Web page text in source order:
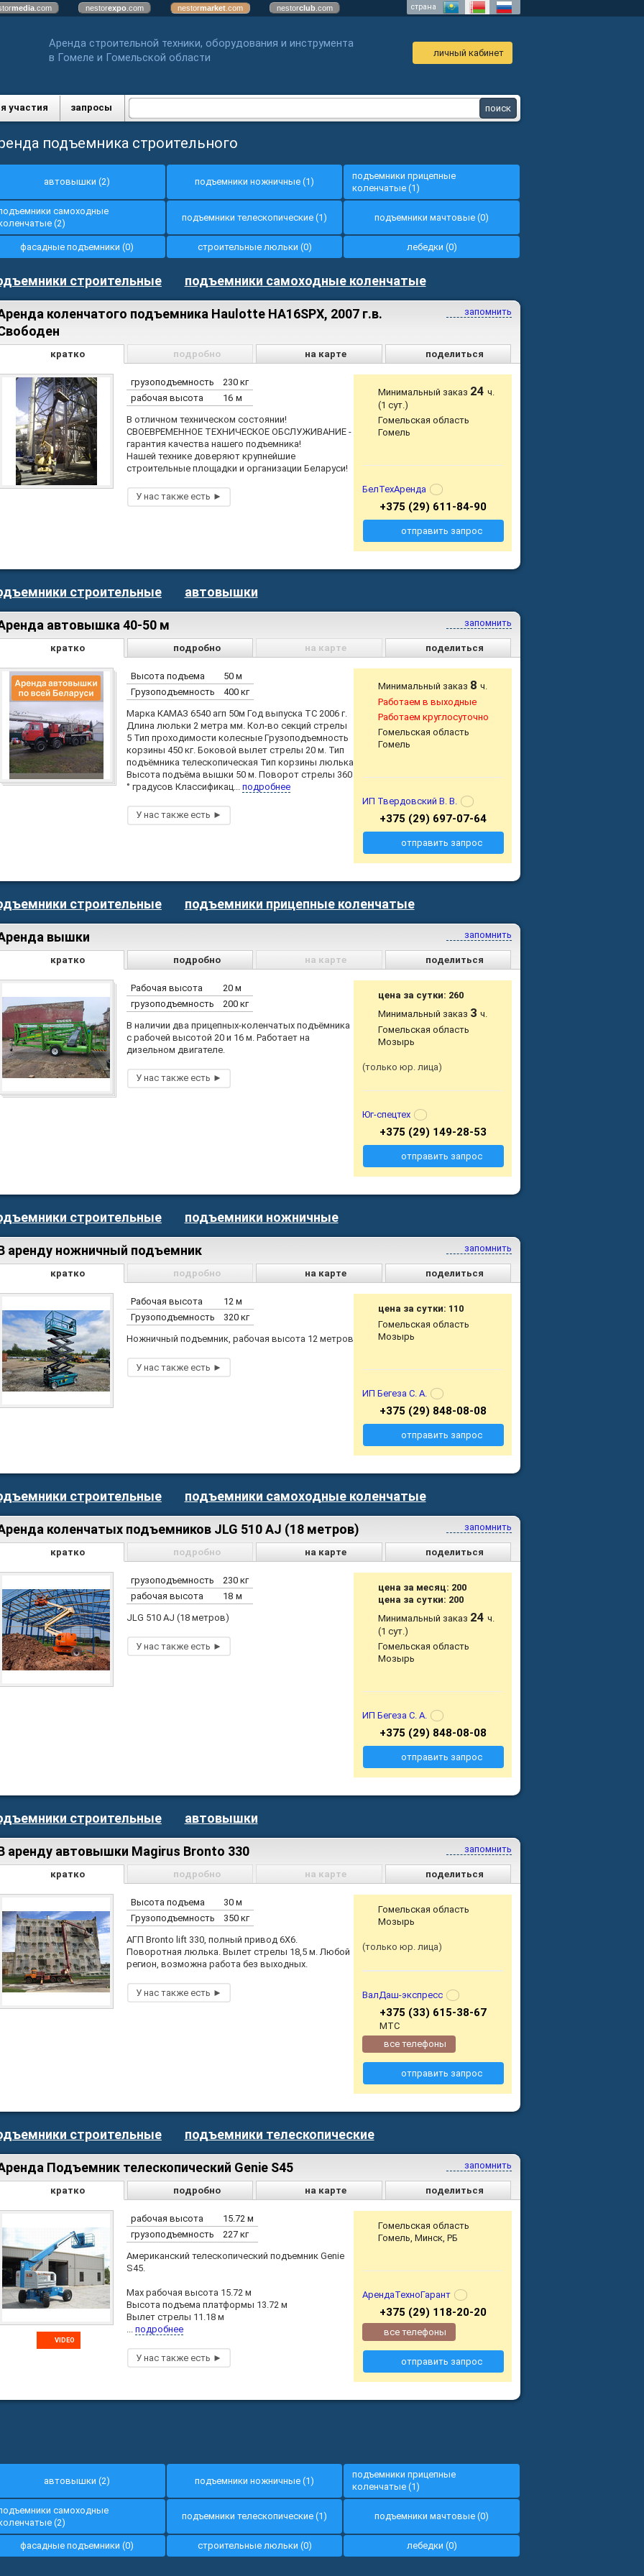
media .com nestorexpo .com nestormarket .com nestorclub .com страна
Аренда строительной техники, оборудования и инструмента
в Гомеле и Гомельской области
личный кабинет
участия запросы
подъемника строительного
автовышки (2) подъемники ножничные (1)
подъемники прицепные
коленчатые (1)
самоходные
(2)
подъемники телескопические (1) подъемники мачтовые (0)
фасадные подъемники (0) строительные люльки (0) лебедки (0)
строительные подъемники самоходные коленчатые
запомнить
коленчатого подъемника Haulotte HA16SPX, 2007 г.в.
кратко подробно на карте поделиться
грузоподъемность
230 кг
рабочая высота
16 м
В отличном техническом состоянии!
СВОЕВРЕМЕННОЕ ТЕХНИЧЕСКОЕ ОБСЛУЖИВАНИЕ -
гарантия качества нашего подъемника!
Нашей технике доверяют крупнейшие
строительные площадки и организации Беларуси!
Минимальный заказ 24ч.
(1 сут.)
Гомельская область
Гомель
БелТехАренда
+375 (29) 611-84-90
отправить запрос
строительные автовышки
запомнить
автовышка 40-50 м
кратко подробно на карте поделиться
Высота подъема
50 м
Грузоподъемность
400 кг
Марка КАМАЗ 6540 агп 50м Год выпуска ТС 2006 г.
Длина люльки 2 метра мм. Кол-во секций стрелы
5 Тип проходимости колесные Грузоподъемность
корзины 450 кг. Боковой вылет стрелы 20 м. Тип
подъёмника телескопическая Тип корзины люлька
Высота подъёма вышки 50 м. Поворот стрелы 360
° градусов Классификац... подробнее
Минимальный заказ 8ч.
Работаем в выходные
Работаем круглосуточно
Гомельская область
Гомель
ИП Твердовский В. В.
+375 (29) 697-07-64
отправить запрос
строительные подъемники прицепные коленчатые
запомнить
вышки
кратко подробно на карте поделиться
Рабочая высота
20 м
грузоподъемность
200 кг
В наличии два прицепных-коленчатых подъёмника
с рабочей высотой 20 и 16 м. Работает на
дизельном двигателе.
цена за сутки: 260
Минимальный заказ 3ч.
Гомельская область
Мозырь
только юр. лица
Юг-спецтех
+375 (29) 149-28-53
отправить запрос
строительные подъемники ножничные
запомнить
аренду ножничный подъемник
кратко подробно на карте поделиться
Рабочая высота
12 м
Грузоподъемность
320 кг
Ножничный подъемник, рабочая высота 12 метров
цена за сутки: 110
Гомельская область
Мозырь
ИП Бегеза С. А.
+375 (29) 848-08-08
отправить запрос
строительные подъемники самоходные коленчатые
запомнить
коленчатых подъемников JLG 510 AJ (18 метров)
кратко подробно на карте поделиться
грузоподъемность
230 кг
рабочая высота
18 м
JLG 510 AJ (18 метров)
цена за месяц: 200
цена за сутки: 200
Минимальный заказ 24ч.
(1 сут.)
Гомельская область
Мозырь
ИП Бегеза С. А.
+375 (29) 848-08-08
отправить запрос
строительные автовышки
запомнить
аренду автовышки Magirus Bronto 330
кратко подробно на карте поделиться
Высота подъема
30 м
Грузоподъемность
350 кг
АГП Bronto lift 330, полный привод 6Х6.
Поворотная люлька. Вылет стрелы 18,5 м. Любой
регион, возможна работа без выходных.
Гомельская область
Мозырь
только юр. лица
ВалДаш-экспресс
+375 (33) 615-38-67
МТС
все телефоны
отправить запрос
строительные подъемники телескопические
запомнить
Подъемник телескопический Genie S45
кратко подробно на карте поделиться
VIDEO
рабочая высота
15.72 м
грузоподъемность
227 кг
Американский телескопический подъемник Genie
S45.
Мах рабочая высота 15.72 м
Высота подъема платформы 13.72 м
Вылет стрелы 11.18 м
подробнее
Гомельская область
Гомель, Минск, РБ
АрендаТехноГарант
+375 (29) 118-20-20
все телефоны
отправить запрос
автовышки (2) подъемники ножничные (1)
подъемники прицепные
коленчатые (1)
самоходные
(2)
подъемники телескопические (1) подъемники мачтовые (0)
фасадные подъемники (0) строительные люльки (0) лебедки (0)